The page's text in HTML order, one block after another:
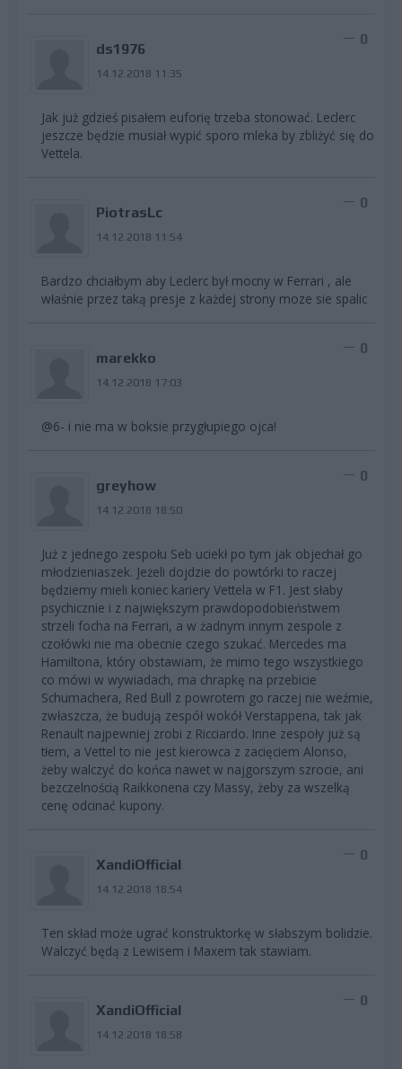
ds1976
14.12.2018 11:35
0
Jak już gdzieś pisałem euforię trzeba stonować. Leclerc
jeszcze będzie musiał wypić sporo mleka by zbliżyć się do
Vettela.
PiotrasLc
14.12.2018 11:54
0
Bardzo chciałbym aby Leclerc był mocny w Ferrari , ale
właśnie przez taką presje z każdej strony moze sie spalic
marekko
14.12.2018 17:03
0
@6- i nie ma w boksie przygłupiego ojca!
greyhow
14.12.2018 18:50
0
Już z jednego zespołu Seb uciekł po tym jak objechał go
młodzieniaszek. Jeżeli dojdzie do powtórki to raczej
będziemy mieli koniec kariery Vettela w F1. Jest słaby
psychicznie i z największym prawdopodobieństwem
strzeli focha na Ferrari, a w żadnym innym zespole z
czołówki nie ma obecnie czego szukać. Mercedes ma
Hamiltona, który obstawiam, że mimo tego wszystkiego
co mówi w wywiadach, ma chrapkę na przebicie
Schumachera, Red Bull z powrotem go raczej nie weźmie,
zwłaszcza, że budują zespół wokół Verstappena, tak jak
Renault najpewniej zrobi z Ricciardo. Inne zespoły już są
tłem, a Vettel to nie jest kierowca z zacięciem Alonso,
żeby walczyć do końca nawet w najgorszym szrocie, ani
bezczelnością Raikkonena czy Massy, żeby za wszelką
cenę odcinać kupony.
XandiOfficial
14.12.2018 18:54
0
Ten skład może ugrać konstruktorkę w słabszym bolidzie.
Walczyć będą z Lewisem i Maxem tak stawiam.
XandiOfficial
14.12.2018 18:58
0